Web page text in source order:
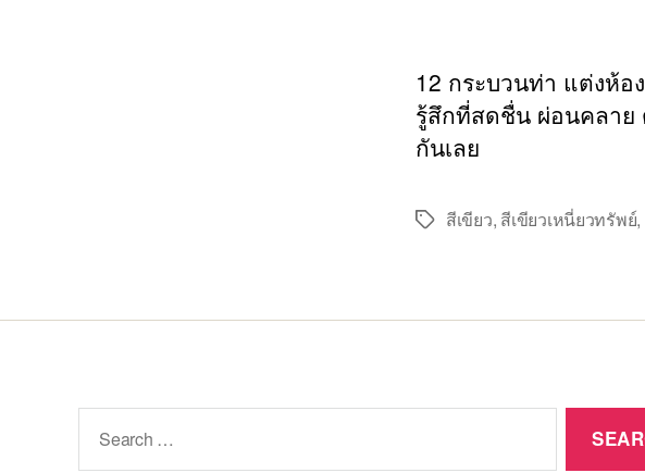
12 กระบวนท่า แต่งห้อ
รู้สึกที่สดชื่น ผ่อนคลาย
กันเลย
Tagsสีเขียว, สีเขียวเหนี่ยวทรัพย์,
for: